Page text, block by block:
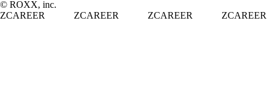
© ROXX, inc.
ZCAREER
ZCAREER ZCAREER ZCAREER